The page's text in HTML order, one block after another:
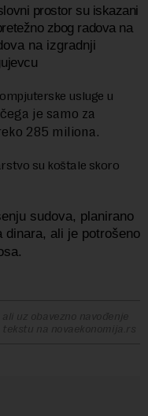
prostor su iskazani
zbog radova na
na izgradnji
usluge u
je samo za
285 miliona.
su koštale skoro
sudova, planirano
dinara, ali je potrošeno
uz obavezno navođenje
na novaekonomija.rs